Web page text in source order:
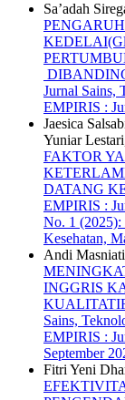
Sa’adah
Jurnal Sains,
EMPIRIS :
Jaesica
Yuniar
FAKTOR
DATANG
EMPIRIS :
No. 1 (2025):
Kesehatan,
Andi
INGGRIS
Sains,
EMPIRIS :
September
Fitri Yeni